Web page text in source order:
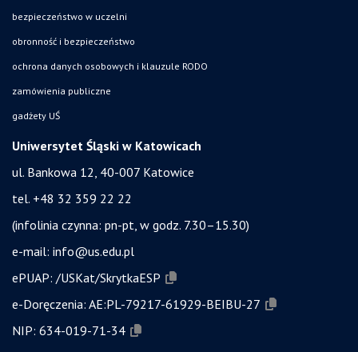
bezpieczeństwo w uczelni
obronność i bezpieczeństwo
ochrona danych osobowych i klauzule RODO
zamówienia publiczne
gadżety UŚ
Uniwersytet Śląski w Katowicach
ul. Bankowa 12, 40-007 Katowice
tel. +48 32 359 22 22
(infolinia czynna: pn-pt, w godz. 7.30–15.30)
e-mail: info@us.edu.pl
ePUAP: /USKat/SkrytkaESP
e-Doręczenia: AE:PL-79217-61929-BEIBU-27
NIP: 634-019-71-34